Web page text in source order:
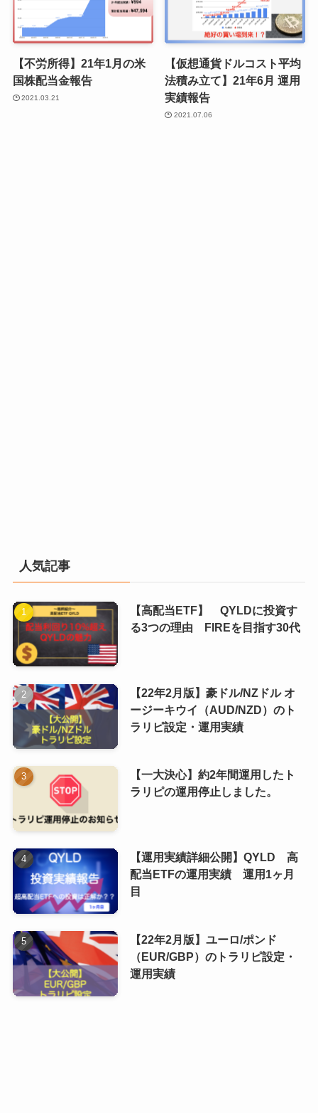
【不労所得】21年1月の米
国株配当金報告
2021.03.21
【仮想通貨ドルコスト平均
法積み立て】21年6月 運用
実績報告
2021.07.06
人気記事
【高配当ETF】 QYLDに投資す
る3つの理由 FIREを目指す30代
【22年2月版】豪ドル/NZドル オ
ージーキウイ（AUD/NZD）のト
ラリピ設定・運用実績
【一大決心】約2年間運用したト
ラリピの運用停止しました。
【運用実績詳細公開】QYLD 高
配当ETFの運用実績 運用1ヶ月
目
【22年2月版】ユーロ/ポンド
（EUR/GBP）のトラリピ設定・
運用実績